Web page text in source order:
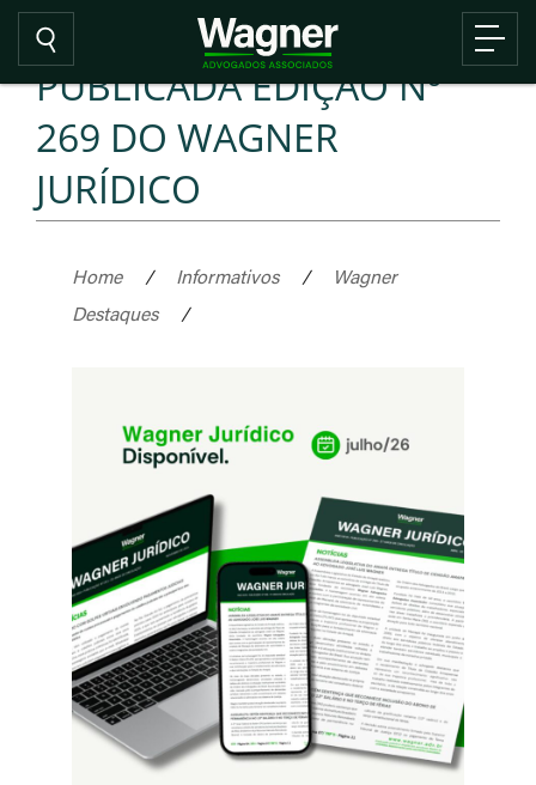
PUBLICADA EDIÇÃO Nº
269 DO WAGNER
JURÍDICO
Home / Informativos /
Wagner
Destaques
/